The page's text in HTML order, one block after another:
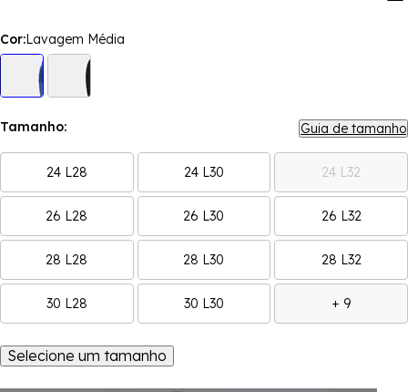
Cor:Lavagem Média
Tamanho: Guia de tamanho
24 L28 24 L30 24 L32
26 L28 26 L30 26 L32
28 L28 28 L30 28 L32
30 L28 30 L30 + 9
Selecione um tamanho